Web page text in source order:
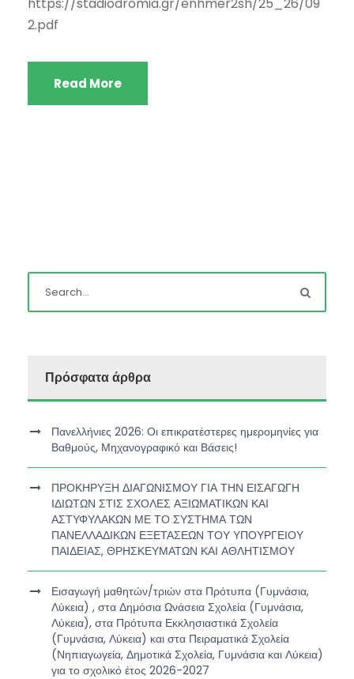
2.pdf
Read More
Πρόσφατα άρθρα
Πανελλήνιες 2026: Οι επικρατέστερες ημερομηνίες για
Βαθμούς, Μηχανογραφικό και Βάσεις!
ΠΡΟΚΗΡΥΞΗ ΔΙΑΓΩΝΙΣΜΟΥ ΓΙΑ ΤΗΝ ΕΙΣΑΓΩΓΗ
ΙΔΙΩΤΩΝ ΣΤΙΣ ΣΧΟΛΕΣ ΑΞΙΩΜΑΤΙΚΩΝ ΚΑΙ
ΑΣΤΥΦΥΛΑΚΩΝ ΜΕ ΤΟ ΣΥΣΤΗΜΑ ΤΩΝ
ΠΑΝΕΛΛΑΔΙΚΩΝ ΕΞΕΤΑΣΕΩΝ ΤΟΥ ΥΠΟΥΡΓΕΙΟΥ
ΠΑΙΔΕΙΑΣ, ΘΡΗΣΚΕΥΜΑΤΩΝ ΚΑΙ ΑΘΛΗΤΙΣΜΟΥ
Εισαγωγή μαθητών/τριών στα Πρότυπα (Γυμνάσια,
Λύκεια) , στα Δημόσια Ωνάσεια Σχολεία (Γυμνάσια,
Λύκεια), στα Πρότυπα Εκκλησιαστικά Σχολεία
(Γυμνάσια, Λύκεια) και στα Πειραματικά Σχολεία
(Νηπιαγωγεία, Δημοτικά Σχολεία, Γυμνάσια και Λύκεια)
για το σχολικό έτος 2026-2027